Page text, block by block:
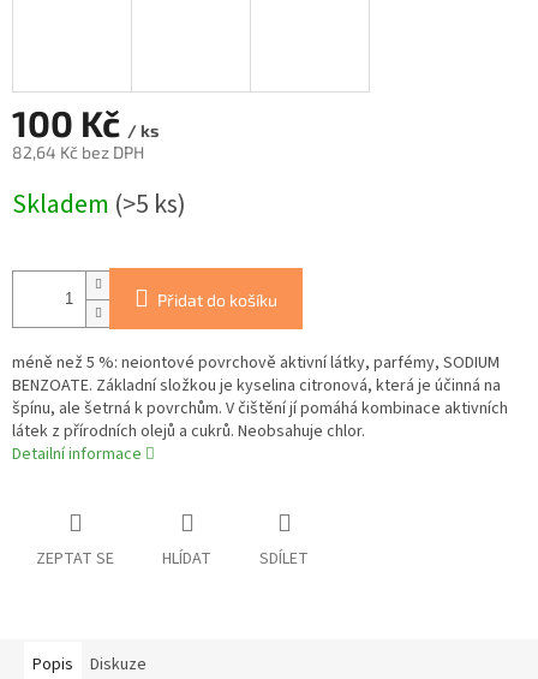
100 Kč / ks
82,64 Kč bez DPH
cena:
Skladem (>5 ks)
Přidat do košíku
méně než 5 %: neiontové povrchově aktivní látky, parfémy, SODIUM
BENZOATE. Základní složkou je kyselina citronová, která je účinná na
špínu, ale šetrná k povrchům. V čištění jí pomáhá kombinace aktivních
látek z přírodních olejů a cukrů. Neobsahuje chlor.
Detailní informace
ZEPTAT SE HLÍDAT SDÍLET
Popis Diskuze